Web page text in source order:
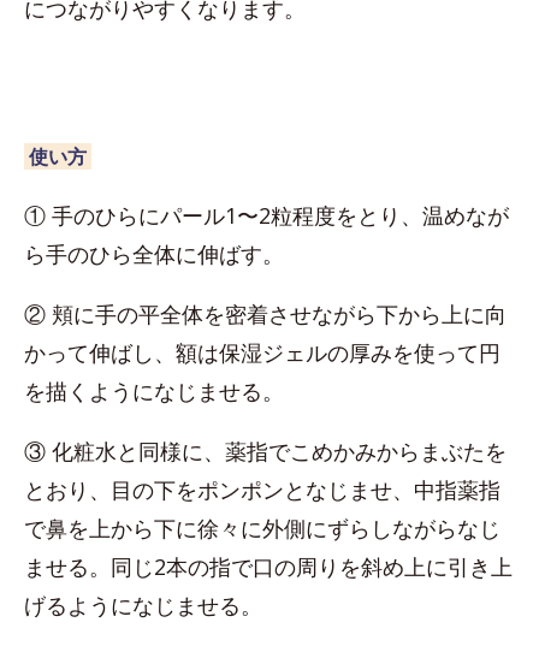
につながりやすくなります。
使い方
① 手のひらにパール1〜2粒程度をとり、温めなが
ら手のひら全体に伸ばす。
② 頬に手の平全体を密着させながら下から上に向
かって伸ばし、額は保湿ジェルの厚みを使って円
を描くようになじませる。
③ 化粧水と同様に、薬指でこめかみからまぶたを
とおり、目の下をポンポンとなじませ、中指薬指
で鼻を上から下に徐々に外側にずらしながらなじ
ませる。同じ2本の指で口の周りを斜め上に引き上
げるようになじませる。